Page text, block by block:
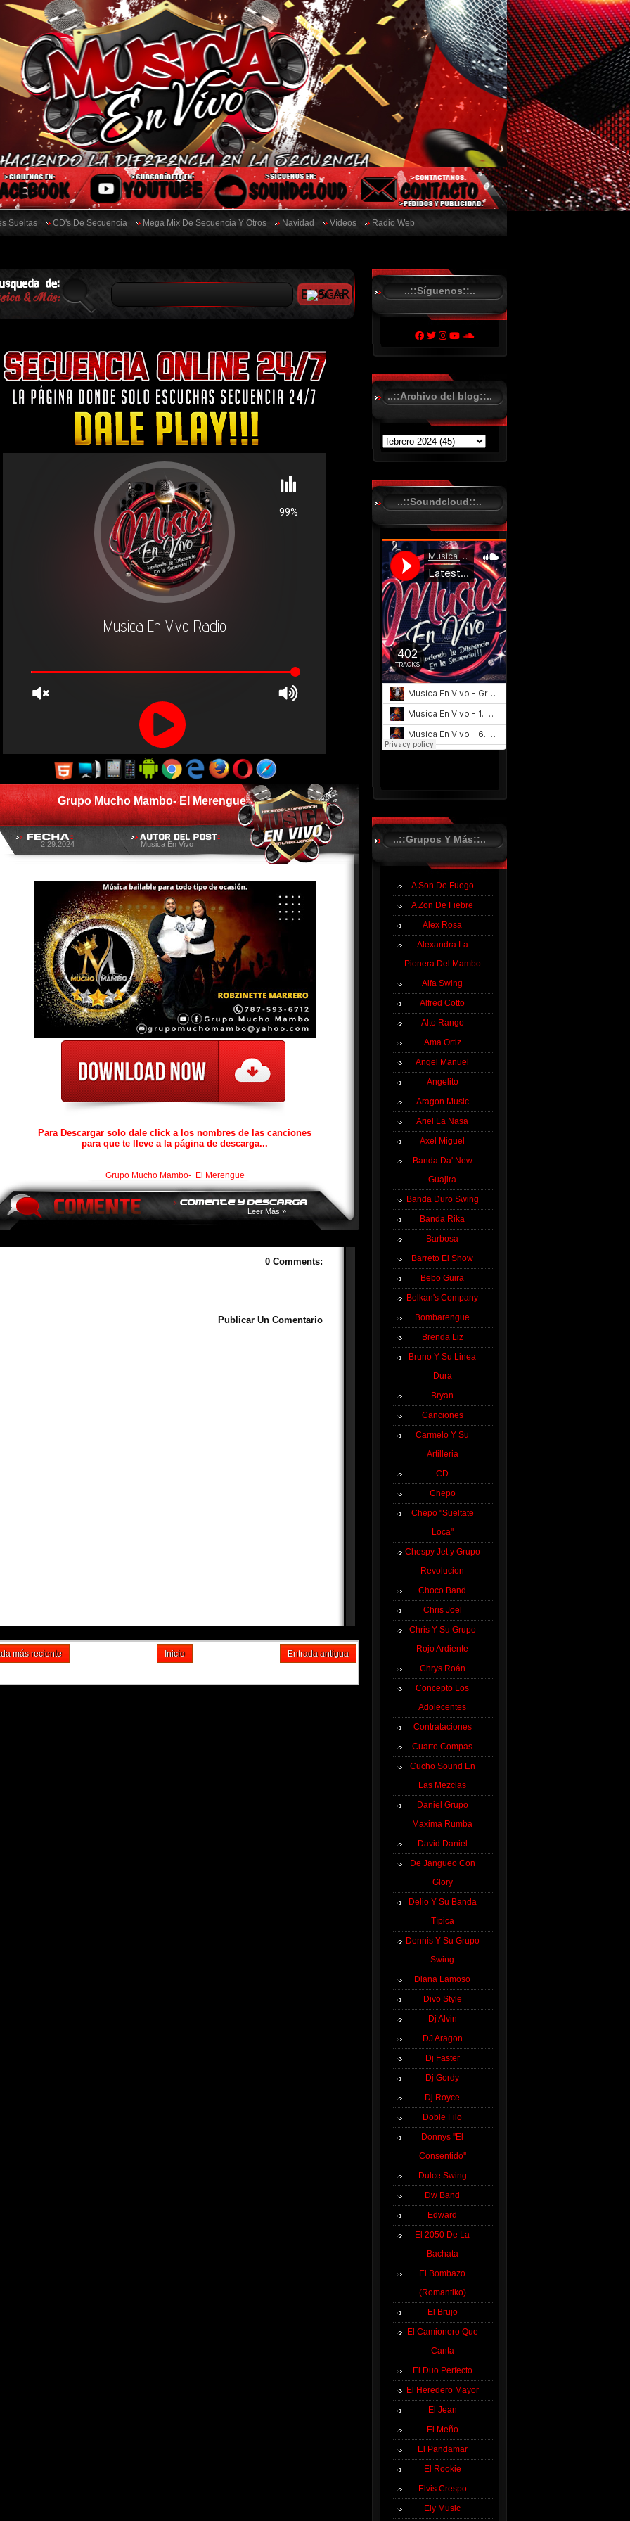
Sueltas CD's De Secuencia Mega Mix De Secuencia Y Otros Navidad Vídeos Radio Web
Grupo Mucho Mambo- El Merengue
2.29.2024 Musica En Vivo
Para Descargar solo dale click a los nombres de las canciones
para que te lleve a la página de descarga...
Grupo Mucho Mambo- El Merengue
Leer Más »
0 Comments:
Publicar Un Comentario
más reciente Entrada antigua
Inicio
..::Síguenos::..
..::Archivo del blog::..
..::Soundcloud::..
..::Grupos Y Más::..
A Son De Fuego
A Zon De Fiebre
Alex Rosa
Alexandra La
Pionera Del Mambo
Alfa Swing
Alfred Cotto
Alto Rango
Ama Ortiz
Angel Manuel
Angelito
Aragon Music
Ariel La Nasa
Axel Miguel
Banda Da' New
Guajira
Banda Duro Swing
Banda Rika
Barbosa
Barreto El Show
Bebo Guira
Bolkan's Company
Bombarengue
Brenda Liz
Bruno Y Su Linea
Dura
Bryan
Canciones
Carmelo Y Su
Artilleria
CD
Chepo
Chepo "Sueltate
Loca"
Chespy Jet y Grupo
Revolucion
Choco Band
Chris Joel
Chris Y Su Grupo
Rojo Ardiente
Chrys Roán
Concepto Los
Adolecentes
Contrataciones
Cuarto Compas
Cucho Sound En
Las Mezclas
Daniel Grupo
Maxima Rumba
David Daniel
De Jangueo Con
Glory
Delio Y Su Banda
Típica
Dennis Y Su Grupo
Swing
Diana Lamoso
Divo Style
Dj Alvin
DJ Aragon
Dj Faster
Dj Gordy
Dj Royce
Doble Filo
Donnys ''El
Consentido''
Dulce Swing
Dw Band
Edward
El 2050 De La
Bachata
El Bombazo
(Romantiko)
El Brujo
El Camionero Que
Canta
El Duo Perfecto
El Heredero Mayor
El Jean
El Meño
El Pandamar
El Rookie
Elvis Crespo
Ely Music